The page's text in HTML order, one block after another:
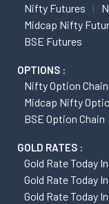
Nifty Futures
Midcap Nifty
BSE Futures
OPTIONS :
Nifty Option Chain
Midcap Nifty
BSE Option Chain
GOLD RATES :
Gold Rate Today
Gold Rate Today
Gold Rate Today